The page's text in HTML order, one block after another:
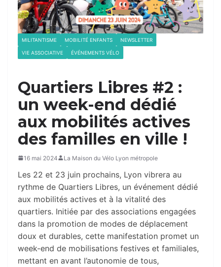
MILITANTISME MOBILITÉ ENFANTS NEWSLETTER
VIE ASSOCIATIVE ÉVÉNEMENTS VÉLO
Quartiers Libres #2 :
un week-end dédié
aux mobilités actives
des familles en ville !
16 mai 2024 La Maison du Vélo Lyon métropole
Les 22 et 23 juin prochains, Lyon vibrera au
rythme de Quartiers Libres, un événement dédié
aux mobilités actives et à la vitalité des
quartiers. Initiée par des associations engagées
dans la promotion de modes de déplacement
doux et durables, cette manifestation promet un
week-end de mobilisations festives et familiales,
mettant en avant l’autonomie de tous,